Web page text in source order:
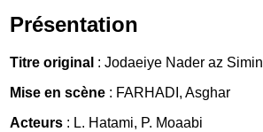
Présentation
Titre original : Jodaeiye Nader az Simin
Mise en scène : FARHADI, Asghar
Acteurs : L. Hatami, P. Moaabi